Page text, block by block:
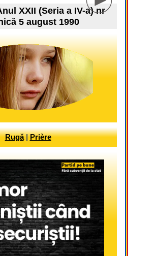
XXII (Seria a IV-a) nr
5 august 1990
Rugă|Prière